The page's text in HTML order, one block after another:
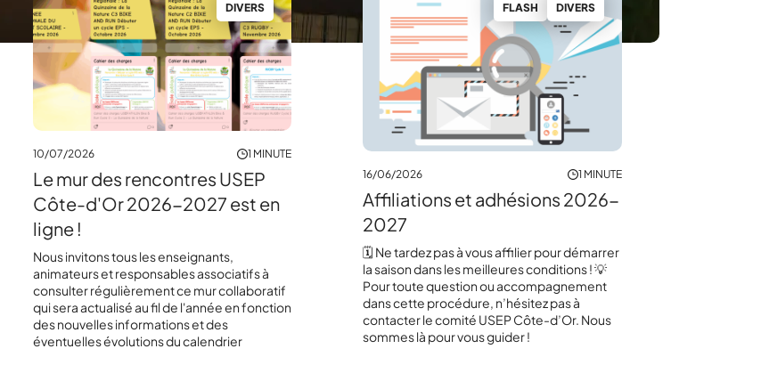
DIVERS
10/07/2026 1 MINUTE
Le mur des rencontres USEP
Côte-d'Or 2026-2027 est en
ligne !
Nous invitons tous les enseignants,
animateurs et responsables associatifs à
consulter régulièrement ce mur collaboratif
qui sera actualisé au fil de l'année en fonction
des nouvelles informations et des
éventuelles évolutions du calendrier
FLASH DIVERS
16/06/2026 1 MINUTE
Affiliations et adhésions 2026-
2027
🗓️ Ne tardez pas à vous affilier pour démarrer
la saison dans les meilleures conditions ! 💡
Pour toute question ou accompagnement
dans cette procédure, n’hésitez pas à
contacter le comité USEP Côte-d’Or. Nous
sommes là pour vous guider !